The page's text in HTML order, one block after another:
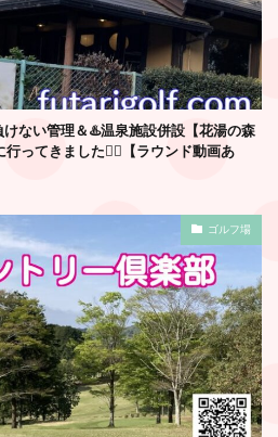
けない管理＆♨️温泉施設併設【花湯の森
行ってきました🏌️‍♂️【ラウンド動画あ
ゴルフ場